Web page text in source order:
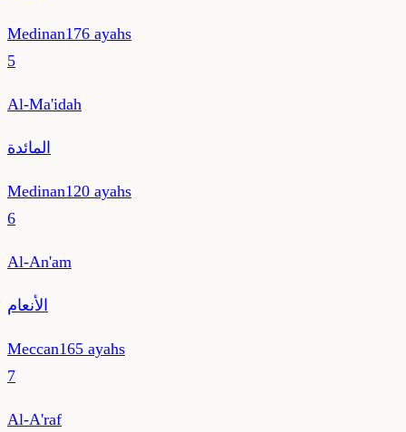
Medinan176 ayahs
5
Al-Ma'idah
المائدة
Medinan120 ayahs
6
Al-An'am
الأنعام
Meccan165 ayahs
7
Al-A'raf